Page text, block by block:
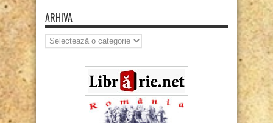
ARHIVA
Arhiva